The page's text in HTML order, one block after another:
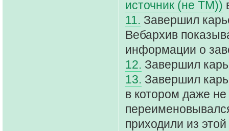
источник (не ТМ))
11. Завершил
Вебархив
информации о
12. Завершил
13. Завершил
в котором даже не
приходили из